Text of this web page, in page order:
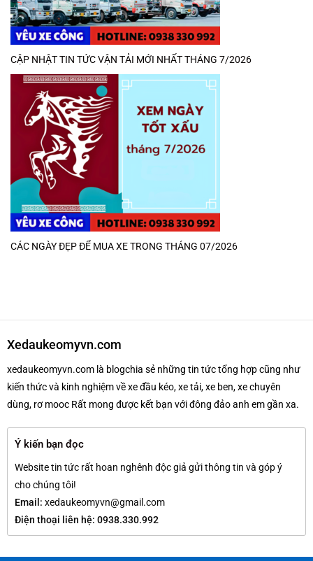
CẬP NHẬT TIN TỨC VẬN TẢI MỚI NHẤT THÁNG 7/2026
CÁC NGÀY ĐẸP ĐỂ MUA XE TRONG THÁNG 07/2026
Xedaukeomyvn.com
xedaukeomyvn.com là blogchia sẻ những tin tức tổng hợp cũng như
kiến thức và kinh nghiệm về xe đầu kéo, xe tải, xe ben, xe chuyên
dùng, rơ mooc Rất mong được kết bạn với đông đảo anh em gần xa.
Ý kiến bạn đọc
Website tin tức rất hoan nghênh độc giả gửi thông tin và góp ý
cho chúng tôi!
Email: xedaukeomyvn@gmail.com
Điện thoại liên hệ: 0938.330.992